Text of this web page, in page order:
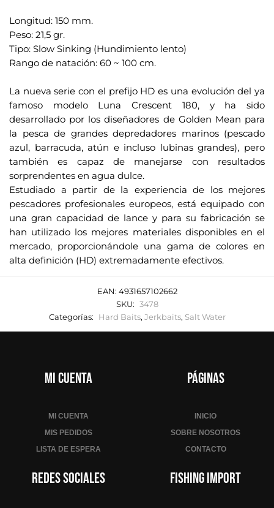
Longitud: 150 mm.
Peso: 21,5 gr.
Tipo: Slow Sinking (Hundimiento lento)
Rango de natación: 60 ~ 100 cm.
La nueva serie con el prefijo HD es una evolución del ya
famoso modelo Luna Crescent 180, y ha sido
desarrollado por los diseñadores de Golden Mean para
la pesca de grandes depredadores marinos (pescado
azul, barracuda, atún e incluso lubinas grandes), pero
también es capaz de manejarse con resultados
sorprendentes en agua dulce.
Estudiado a partir de la experiencia de los mejores
pescadores profesionales europeos, está equipado con
una gran capacidad de lance y para su fabricación se
han utilizado los mejores materiales disponibles en el
mercado, proporcionándole una gama de colores en
alta definición (HD) extremadamente efectivos.
EAN: 4931657102662
SKU: 3478
Categorías:
Hard Baits, Jerkbaits, Salt Water
Mi cuenta
MI CUENTA
MIS PEDIDOS
LISTA DE ESPERA
Páginas
INICIO
SOBRE NOSOTROS
CONTACTO
Redes sociales Fishing Import